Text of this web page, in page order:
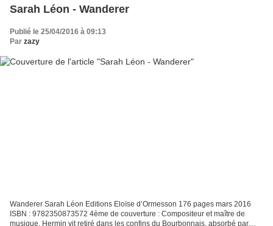
Sarah Léon - Wanderer
Publié le 25/04/2016 à 09:13
Par zazy
Wanderer Sarah Léon Editions Eloïse d’Ormesson 176 pages mars 2016
ISBN : 9782350873572 4ème de couverture : Compositeur et maître de
musique, Hermin vit retiré dans les confins du Bourbonnais, absorbé par